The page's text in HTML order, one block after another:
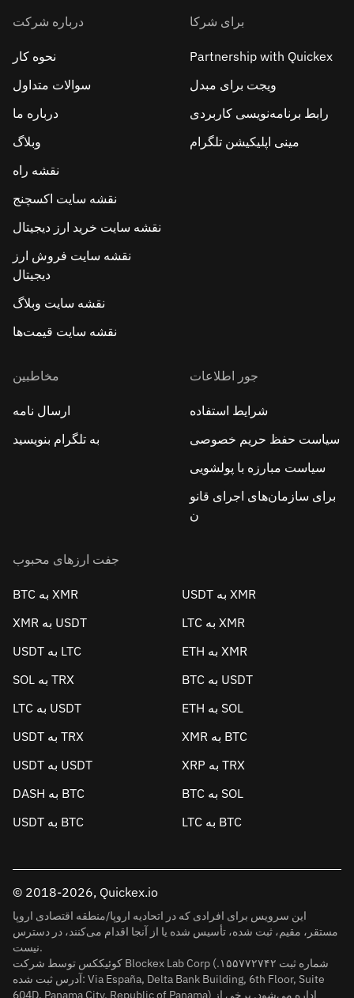
درباره شرکت
نحوه کار
سوالات متداول
درباره ما
وبلاگ
نقشه راه
نقشه سایت اکسچنج
نقشه سایت خرید ارز دیجیتال
نقشه سایت فروش ارز
دیجیتال
نقشه سایت وبلاگ
نقشه سایت قیمت‌ها
برای شرکا
Partnership with Quickex
ویجت برای مبدل
رابط برنامه‌نویسی کاربردی
مینی اپلیکیشن تلگرام
مخاطبین
ارسال نامه
به تلگرام بنویسید
جور اطلاعات
شرایط استفاده
سیاست حفظ حریم خصوصی
سیاست مبارزه با پولشویی
برای سازمان‌های اجرای قانو
ن
جفت ارزهای محبوب
BTC به XMR
USDT به XMR
XMR به USDT
LTC به XMR
USDT به LTC
ETH به XMR
SOL به TRX
BTC به USDT
LTC به USDT
ETH به SOL
USDT به TRX
XMR به BTC
USDT به USDT
XRP به TRX
DASH به BTC
BTC به SOL
USDT به BTC
LTC به BTC
© 2018-2026, Quickex.io
این سرویس برای افرادی که در اتحادیه اروپا/منطقه اقتصادی اروپا
مستقر، مقیم، ثبت شده، تأسیس شده یا از آنجا اقدام می‌کنند، در دسترس
نیست.
کوئیککس توسط شرکت Blockex Lab Corp (شماره ثبت ۱۵۵۷۷۲۷۴۲.
آدرس ثبت شده: Via España, Delta Bank Building, 6th Floor, Suite
604D, Panama City, Republic of Panama) اداره می‌شود. برخی از